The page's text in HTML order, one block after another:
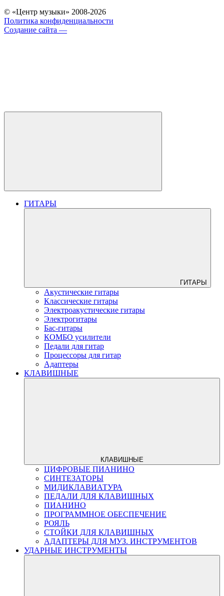
© «Центр музыки» 2008-2026
Политика конфиденциальности
Создание сайта —
ГИТАРЫ
ГИТАРЫ
Акустические гитары
Классические гитары
Электроакустические гитары
Электрогитары
Бас-гитары
КОМБО усилители
Педали для гитар
Процессоры для гитар
Адаптеры
КЛАВИШНЫЕ
КЛАВИШНЫЕ
ЦИФРОВЫЕ ПИАНИНО
СИНТЕЗАТОРЫ
МИДИКЛАВИАТУРА
ПЕДАЛИ ДЛЯ КЛАВИШНЫХ
ПИАНИНО
ПРОГРАММНОЕ ОБЕСПЕЧЕНИЕ
РОЯЛЬ
СТОЙКИ ДЛЯ КЛАВИШНЫХ
АДАПТЕРЫ ДЛЯ МУЗ. ИНСТРУМЕНТОВ
УДАРНЫЕ ИНСТРУМЕНТЫ